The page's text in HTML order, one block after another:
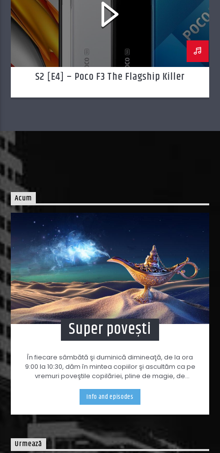
S2 [E4] – Poco F3 The Flagship Killer
Acum
Super povești
În fiecare sâmbătă şi duminică dimineaţă, de la ora
9:00 la 10:30, dăm în mintea copiilor şi ascultăm ca pe
vremuri poveştile copilăriei, pline de magie, de
faimoase şi autori minunaţi.
Info and episodes
Urmează